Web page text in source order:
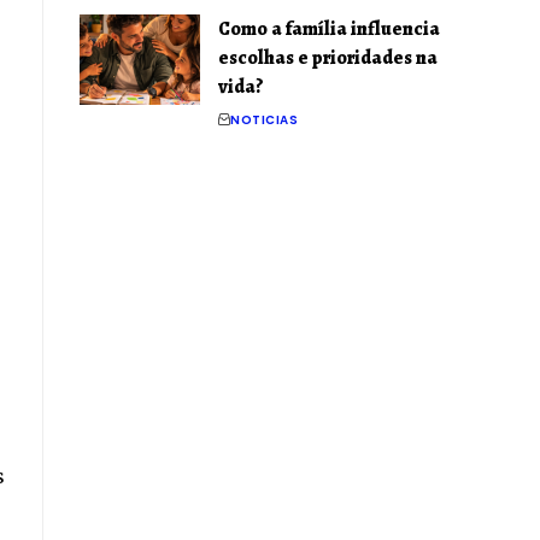
Como a família influencia
escolhas e prioridades na
vida?
NOTICIAS